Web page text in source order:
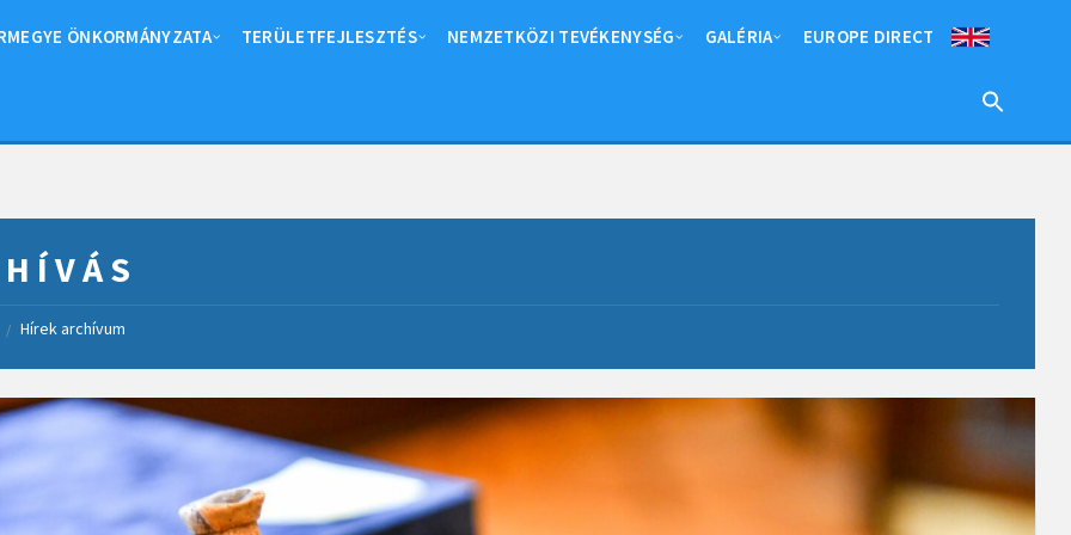
ÖNKORMÁNYZATA TERÜLETFEJLESZTÉS NEMZETKÖZI TEVÉKENYSÉG GALÉRIA EUROPE DIRECT
Í V Á S
/ Hírek archívum